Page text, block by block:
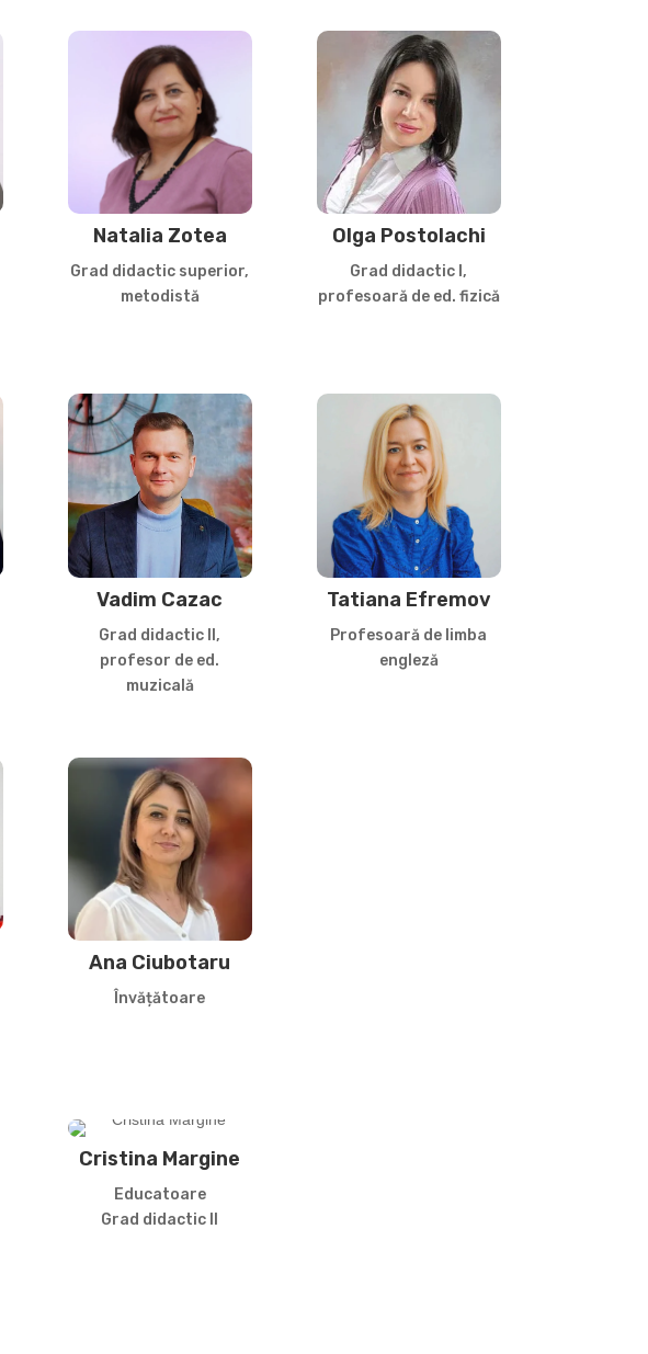
Natalia Zotea
Grad didactic superior,
metodistă
Olga Postolachi
Grad didactic I,
profesoară de ed. fizică
Vadim Cazac
Grad didactic II,
profesor de ed.
muzicală
Tatiana Efremov
Profesoară de limba
engleză
Ana Ciubotaru
Învățătoare
Cristina Margine
Educatoare
Grad didactic II